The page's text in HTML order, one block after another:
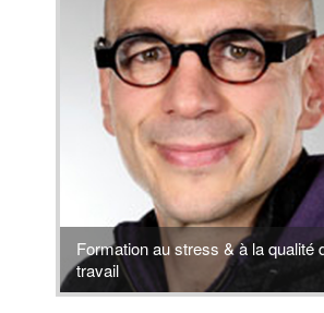
Formation au stress & à la qualité
travail